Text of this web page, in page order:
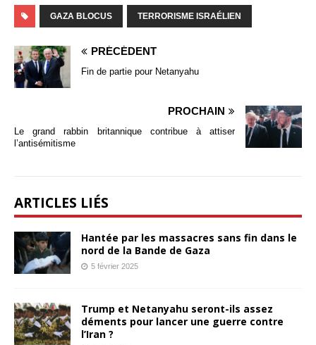
GAZA BLOCUS TERRORISME ISRAÉLIEN
PRÉCÉDENT
Fin de partie pour Netanyahu
PROCHAIN
Le grand rabbin britannique contribue à attiser
l’antisémitisme
ARTICLES LIÉS
Hantée par les massacres sans fin dans le
nord de la Bande de Gaza
5 février 2025
Trump et Netanyahu seront-ils assez
déments pour lancer une guerre contre
l’Iran ?